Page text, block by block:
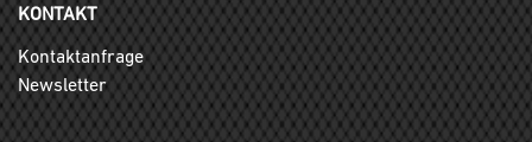
KONTAKT
Kontaktanfrage
Newsletter